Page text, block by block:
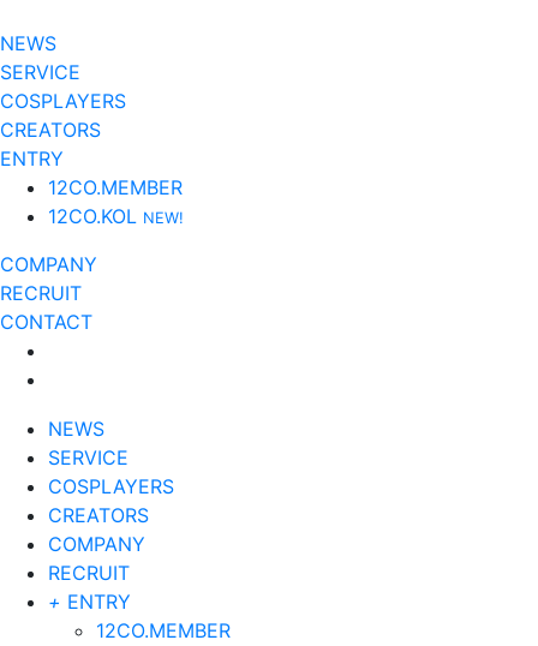
NEWS
SERVICE
COSPLAYERS
CREATORS
ENTRY
12CO.MEMBER
12CO.KOL NEW!
COMPANY
RECRUIT
CONTACT
NEWS
SERVICE
COSPLAYERS
CREATORS
COMPANY
RECRUIT
+ ENTRY
12CO.MEMBER